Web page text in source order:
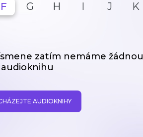
F G H I J K
zatím nemáme žádnou
audioknihu
AUDIOKNIHY